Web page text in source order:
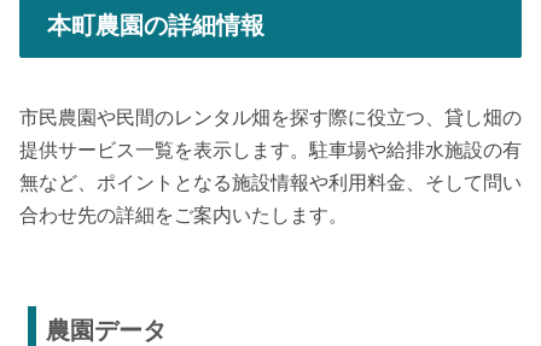
本町農園の詳細情報
市民農園や民間のレンタル畑を探す際に役立つ、貸し畑の
提供サービス一覧を表示します。駐車場や給排水施設の有
無など、ポイントとなる施設情報や利用料金、そして問い
合わせ先の詳細をご案内いたします。
農園データ